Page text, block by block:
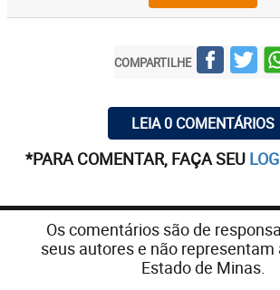
COMPARTILHE
LEIA 0 COMENTÁRIOS
*PARA COMENTAR, FAÇA SEU
Os comentários são de
seus autores e não representam
Estado de Minas.